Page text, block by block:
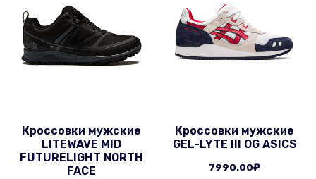
Кроссовки мужские
LITEWAVE MID
FUTURELIGHT NORTH
FACE
Кроссовки мужские
GEL-LYTE III OG ASICS
7990.00₽